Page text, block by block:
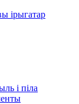
ірыгатар
і піла